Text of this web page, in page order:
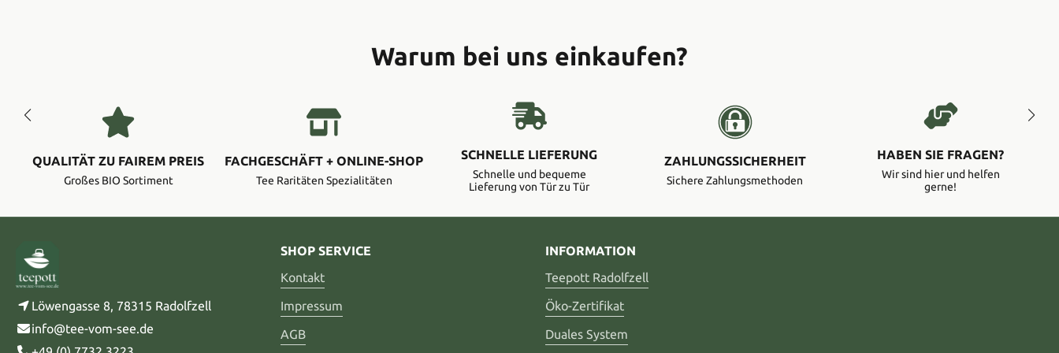
Warum bei uns einkaufen?
QUALITÄT ZU FAIREM PREIS
Großes BIO Sortiment
FACHGESCHÄFT + ONLINE-SHOP
Tee Raritäten Spezialitäten
SCHNELLE LIEFERUNG
Schnelle und bequeme
Lieferung von Tür zu Tür
ZAHLUNGSSICHERHEIT
Sichere Zahlungsmethoden
HABEN SIE FRAGEN?
Wir sind hier und helfen
gerne!
Löwengasse 8, 78315 Radolfzell
info@tee-vom-see.de
SHOP SERVICE
Kontakt
Impressum
AGB
INFORMATION
Teepott Radolfzell
Öko-Zertifikat
Duales System